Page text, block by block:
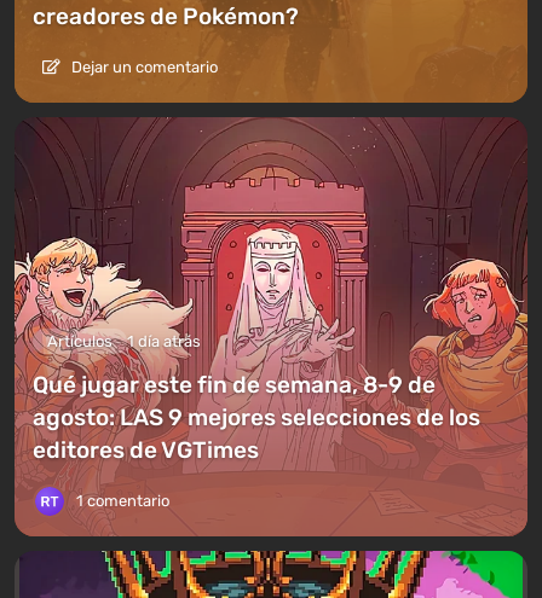
creadores de Pokémon?
Dejar un comentario
Artículos 1 día atrás
Qué jugar este fin de semana, 8-9 de
agosto: LAS 9 mejores selecciones de los
editores de VGTimes
1 comentario